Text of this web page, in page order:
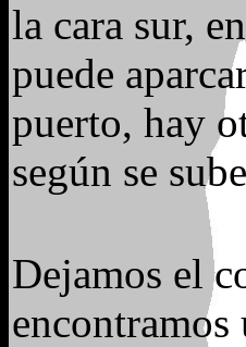
la cara sur,
puede
puerto, hay
según se
Dejamos el
encontramos